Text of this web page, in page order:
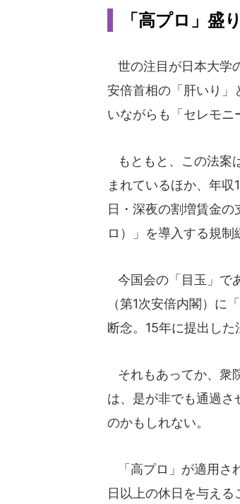
「高プロ」盛
世の注目が日本大学
安倍首相の「肝いり」
いながらも「セレモニ
もともと、この法案
まれているほか、年
日・深夜の割増賃金
ロ）」を導入する規制
今国会の「目玉」で
（第1次安倍内閣）に
断念。15年に提出した
それもあってか、衆
は、是が非でも通過さ
のかもしれない。
「高プロ」が適用さ
日以上の休日を与え